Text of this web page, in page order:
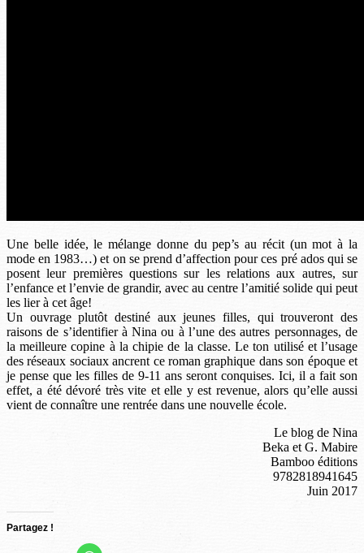
Une belle idée, le mélange donne du pep’s au récit (un mot à la
mode en 1983…) et on se prend d’affection pour ces pré ados qui se
posent leur premières questions sur les relations aux autres, sur
l’enfance et l’envie de grandir, avec au centre l’amitié solide qui peut
les lier à cet âge!
Un ouvrage plutôt destiné aux jeunes filles, qui trouveront des
raisons de s’identifier à Nina ou à l’une des autres personnages, de
la meilleure copine à la chipie de la classe. Le ton utilisé et l’usage
des réseaux sociaux ancrent ce roman graphique dans son époque et
je pense que les filles de 9-11 ans seront conquises. Ici, il a fait son
effet, a été dévoré très vite et elle y est revenue, alors qu’elle aussi
vient de connaître une rentrée dans une nouvelle école.
Le blog de Nina
Beka et G. Mabire
Bamboo éditions
9782818941645
Juin 2017
Partagez !